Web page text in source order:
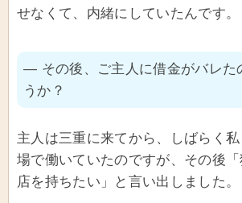
せなくて、内緒にしていたんです。
― その後、ご主人に借金がバレた
うか？
主人は三重に来てから、しばらく
場で働いていたのですが、その後
店を持ちたい」と言い出しました。